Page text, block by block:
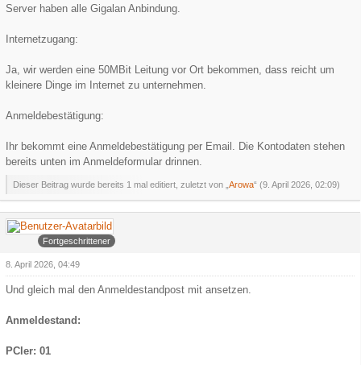
Server haben alle Gigalan Anbindung.
Internetzugang:
Ja, wir werden eine 50MBit Leitung vor Ort bekommen, dass reicht um
kleinere Dinge im Internet zu unternehmen.
Anmeldebestätigung:
Ihr bekommt eine Anmeldebestätigung per Email. Die Kontodaten stehen
bereits unten im Anmeldeformular drinnen.
Dieser Beitrag wurde bereits 1 mal editiert, zuletzt von „ Arowa“ (9. April 2026, 02:09)
Arowa
Fortgeschrittener
8. April 2026, 04:49
Und gleich mal den Anmeldestandpost mit ansetzen.
Anmeldestand:
PCler: 01